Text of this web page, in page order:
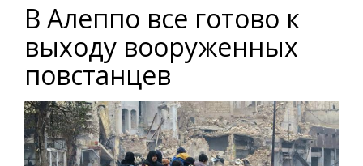
В Алеппо все готово к
выходу вооруженных
повстанцев